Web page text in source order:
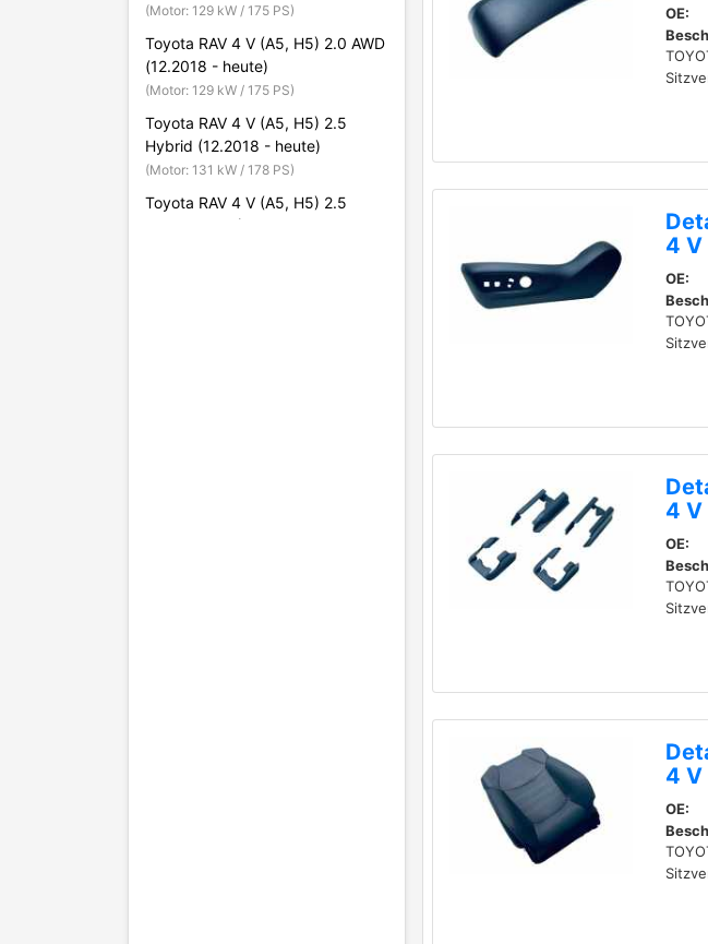
(Motor: 129 kW / 175 PS)
Toyota RAV 4 V (A5, H5) 2.0 AWD
(12.2018 - heute)
(Motor: 129 kW / 175 PS)
Toyota RAV 4 V (A5, H5) 2.5
Hybrid (12.2018 - heute)
(Motor: 131 kW / 178 PS)
Toyota RAV 4 V (A5, H5) 2.5
Hybrid AWD (12.2018 - heute)
OE:
4 V
OE:
4 V
OE:
4 V
OE: